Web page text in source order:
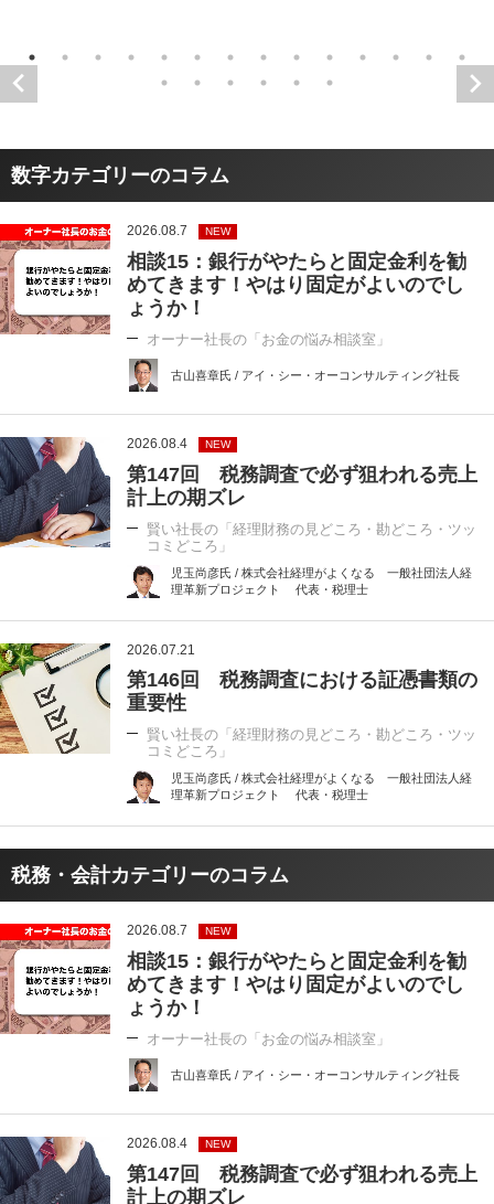
数字カテゴリーのコラム
2026.08.7 NEW
相談15：銀行がやたらと固定金利を勧
めてきます！やはり固定がよいのでし
ょうか！
オーナー社長の「お金の悩み相談室」
古山喜章氏 / アイ・シー・オーコンサルティング社長
2026.08.4 NEW
第147回 税務調査で必ず狙われる売上
計上の期ズレ
賢い社長の「経理財務の見どころ・勘どころ・ツッ
コミどころ」
児玉尚彦氏 / 株式会社経理がよくなる 一般社団法人経
理革新プロジェクト 代表・税理士
2026.07.21
第146回 税務調査における証憑書類の
重要性
賢い社長の「経理財務の見どころ・勘どころ・ツッ
コミどころ」
児玉尚彦氏 / 株式会社経理がよくなる 一般社団法人経
理革新プロジェクト 代表・税理士
税務・会計カテゴリーのコラム
2026.08.7 NEW
相談15：銀行がやたらと固定金利を勧
めてきます！やはり固定がよいのでし
ょうか！
オーナー社長の「お金の悩み相談室」
古山喜章氏 / アイ・シー・オーコンサルティング社長
2026.08.4 NEW
第147回 税務調査で必ず狙われる売上
計上の期ズレ